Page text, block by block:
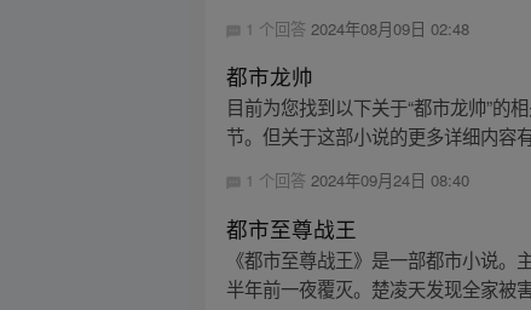
1 个回答2024年08月09日 02:48
都市龙帅
目前为您找到以下关于“都市龙帅”的
节。但关于这部小说的更多详细内容
1 个回答2024年09月24日 08:40
都市至尊战王
《都市至尊战王》是一部都市小说
半年前一夜覆灭。楚凌天发现全家被